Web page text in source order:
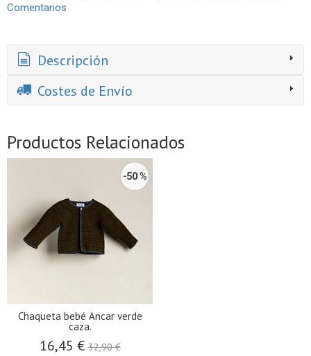
Comentarios
Descripción
Costes de Envío
Productos Relacionados
-50 %
Chaqueta bebé Ancar verde
caza.
16,45 € 32,90 €